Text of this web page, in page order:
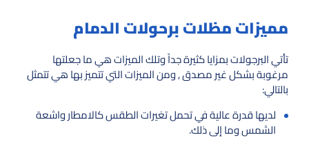
مميزات مظلات برحولات الدمام
تأتي البرجولات بمزايا كثيرة جداً وتلك الميزات هي ما جعلتها
مرغوبة بشكل غير مصدق , ومن الميزات التي تتميز بها هي تتمثل
بالتالي:
لديها قدرة عالية في تحمل تغيرات الطقس كالامطار واشعة
الشمس وما إلى ذلك.